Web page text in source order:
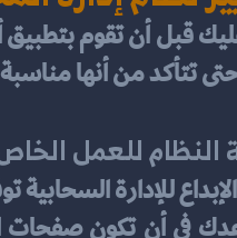
تتأكد من أنها
النظام للعمل
للإدارة السحابية